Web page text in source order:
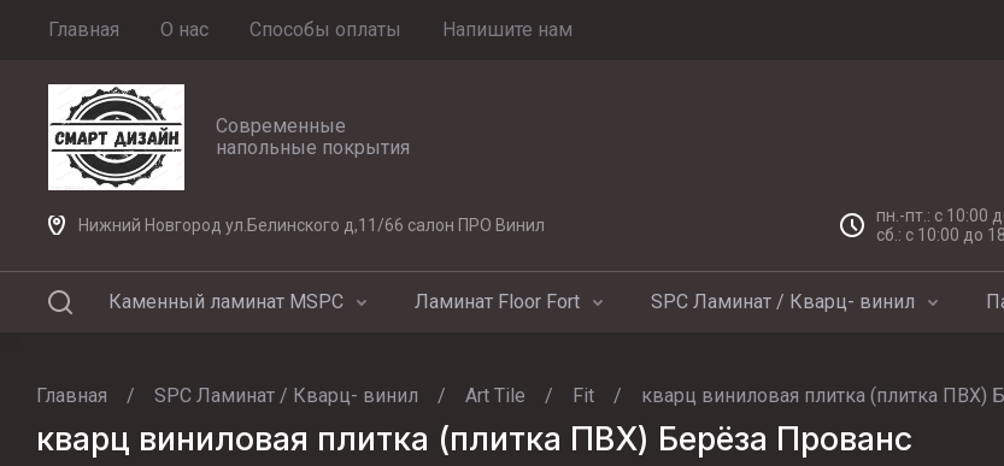
Главная О нас Способы оплаты Напишите нам
Современные
напольные покрытия
Нижний Новгород ул.Белинского д,11/66 салон ПРО Винил
пн.-пт.: с 10:00
сб.: с 10:00 до
Каменный ламинат MSPC Ламинат Floor Fort SPC Ламинат / Кварц- винил
Главная / SPC Ламинат / Кварц- винил / Art Tile / Fit / кварц виниловая плитка (плитка ПВХ)
кварц виниловая плитка (плитка ПВХ) Берёза Прованс